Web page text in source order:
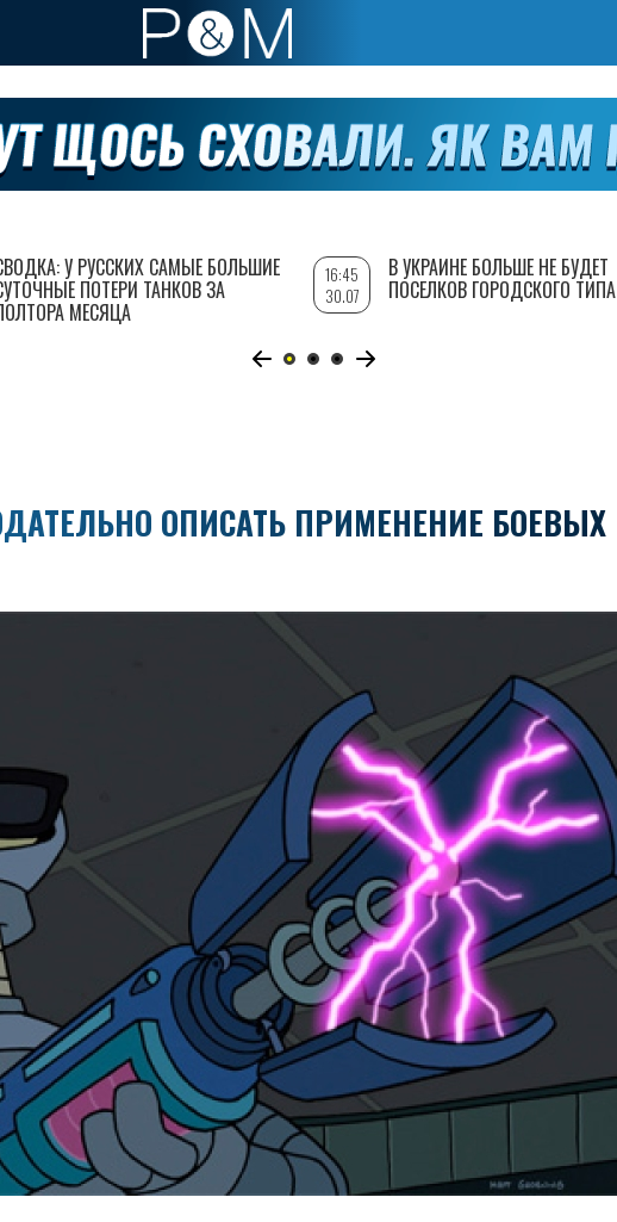
ОПИСАТЬ ПРИМЕНЕНИЕ БОЕВЫХ
У РУССКИХ САМЫЕ БОЛЬШИЕ
ПОТЕРИ ТАНКОВ ЗА
МЕСЯЦА
16:45
30.07
В УКРАИНЕ БОЛЬШЕ НЕ БУДЕТ
ПОСЕЛКОВ ГОРОДСКОГО ТИПА